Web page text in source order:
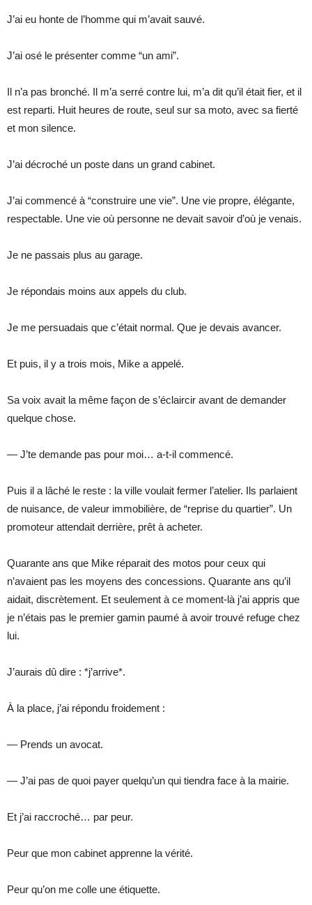
J’ai eu honte de l’homme qui m’avait sauvé.
J’ai osé le présenter comme “un ami”.
Il n’a pas bronché. Il m’a serré contre lui, m’a dit qu’il était fier, et il
est reparti. Huit heures de route, seul sur sa moto, avec sa fierté
et mon silence.
J’ai décroché un poste dans un grand cabinet.
J’ai commencé à “construire une vie”. Une vie propre, élégante,
respectable. Une vie où personne ne devait savoir d’où je venais.
Je ne passais plus au garage.
Je répondais moins aux appels du club.
Je me persuadais que c’était normal. Que je devais avancer.
Et puis, il y a trois mois, Mike a appelé.
Sa voix avait la même façon de s’éclaircir avant de demander
quelque chose.
— J’te demande pas pour moi… a-t-il commencé.
Puis il a lâché le reste : la ville voulait fermer l’atelier. Ils parlaient
de nuisance, de valeur immobilière, de “reprise du quartier”. Un
promoteur attendait derrière, prêt à acheter.
Quarante ans que Mike réparait des motos pour ceux qui
n’avaient pas les moyens des concessions. Quarante ans qu’il
aidait, discrètement. Et seulement à ce moment-là j’ai appris que
je n’étais pas le premier gamin paumé à avoir trouvé refuge chez
lui.
J’aurais dû dire : *j’arrive*.
À la place, j’ai répondu froidement :
— Prends un avocat.
— J’ai pas de quoi payer quelqu’un qui tiendra face à la mairie.
Et j’ai raccroché… par peur.
Peur que mon cabinet apprenne la vérité.
Peur qu’on me colle une étiquette.